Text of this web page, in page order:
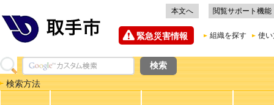
本文へ 閲覧サポート機能
緊急災害情報 組織を探す 使
検索方法